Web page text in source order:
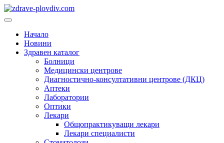
Преминете
към
Основно
Начало
Новини
Здравен каталог
Болници
Медицински центрове
Диагностично-консултативни центрове (ДКЦ)
Аптеки
Лаборатории
Оптики
Лекари
Общопрактикуващи лекари
Лекари специалисти